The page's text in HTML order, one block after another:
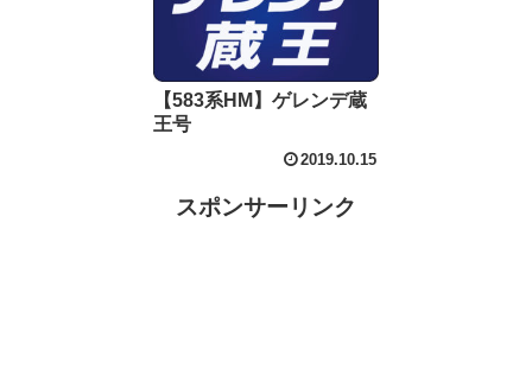
【583系HM】ゲレンデ蔵
王号
2019.10.15
スポンサーリンク